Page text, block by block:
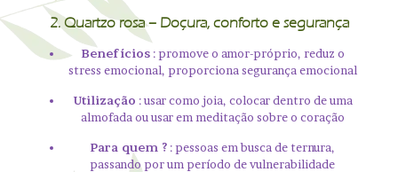
2.Quartzo rosa– Doçura, conforto e segurança
Benefícios: promove o amor-próprio, reduz o
stress emocional, proporciona segurança emocional
Utilização : usar como joia, colocar dentro de uma
almofada ou usar em meditação sobre o coração
Para quem ? : pessoas em busca de ternura,
passando por um período de vulnerabilidade